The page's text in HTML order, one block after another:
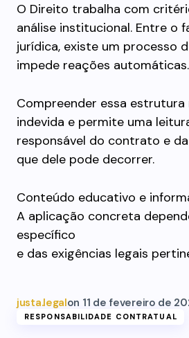
O Direito trabalha com
análise institucional. Entre o
jurídica, existe um processo
impede reações automáticas.
Compreender essa estrutura
indevida e permite uma
responsável do contrato e
que dele pode decorrer.
Conteúdo educativo e
A aplicação concreta
específico
e das exigências legais
justa.legalon 11 de fevereiro de
RESPONSABILIDADE CONTRATUAL